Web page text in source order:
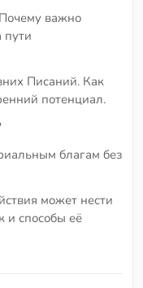
важно
пути
Писаний. Как
потенциал.
благам без
может нести
и способы её